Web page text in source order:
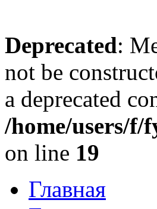
Deprecated:
not be
a deprecated
/home/users/f/
on line 19
Главная